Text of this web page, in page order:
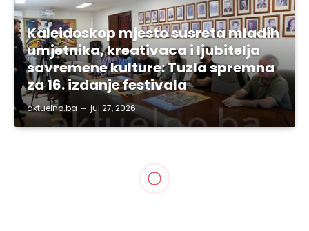
Kaleidoskop mjesto susreta mladih
umjetnika, kreativaca i ljubitelja
savremene kulture: Tuzla spremna
za 16. izdanje festivala
aktuelno.ba jul 27, 2026